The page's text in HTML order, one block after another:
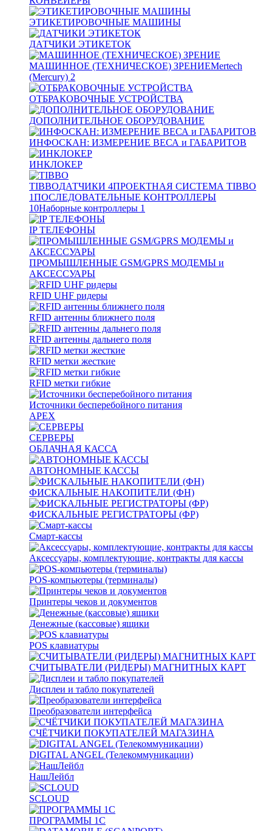
ЭТИКЕТИРОВОЧНЫЕ МАШИНЫ
ДАТЧИКИ ЭТИКЕТОК
МАШИННОЕ (ТЕХНИЧЕСКОЕ) ЗРЕНИЕMertech
(Mercury) 2
ОТБРАКОВОЧНЫЕ УСТРОЙСТВА
ДОПОЛНИТЕЛЬНОЕ ОБОРУДОВАНИЕ
ИНФОСКАН: ИЗМЕРЕНИЕ ВЕСА и ГАБАРИТОВ
ИНКЛОКЕР
TIBBOДАТЧИКИ 4ПРОЕКТНАЯ СИСТЕМА TIBBO
1ПОСЛЕДОВАТЕЛЬНЫЕ КОНТРОЛЛЕРЫ
10Наборные контроллеры 1
IP ТЕЛЕФОНЫ
ПРОМЫШЛЕННЫЕ GSM/GPRS МОДЕМЫ и
АКСЕССУАРЫ
RFID UHF ридеры
RFID антенны ближнего поля
RFID антенны дальнего поля
RFID метки жесткие
RFID метки гибкие
Источники бесперебойного питания
APEX
СЕРВЕРЫ
ОБЛАЧНАЯ КАССА
АВТОНОМНЫЕ КАССЫ
ФИСКАЛЬНЫЕ НАКОПИТЕЛИ (ФН)
ФИСКАЛЬНЫЕ РЕГИСТРАТОРЫ (ФР)
Смарт-кассы
Аксессуары, комплектующие, контракты для кассы
POS-компьютеры (терминалы)
Принтеры чеков и документов
Денежные (кассовые) ящики
POS клавиатуры
СЧИТЫВАТЕЛИ (РИДЕРЫ) МАГНИТНЫХ КАРТ
Дисплеи и табло покупателей
Преобразователи интерфейса
СЧЁТЧИКИ ПОКУПАТЕЛЕЙ МАГАЗИНА
DIGITAL ANGEL (Телекоммуникации)
НашЛейбл
SCLOUD
ПРОГРАММЫ 1С